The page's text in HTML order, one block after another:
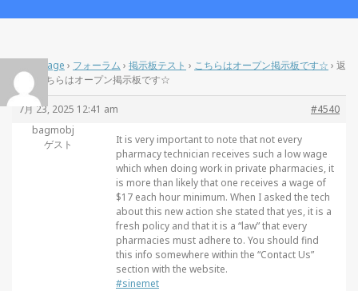
Home Page › フォーラム › 掲示板テスト › こちらはオープン掲示板です☆ › 返
信先: こちらはオープン掲示板です☆
7月 23, 2025 12:41 am
#4540
bagmobj
ゲスト
It is very important to note that not every
pharmacy technician receives such a low wage
which when doing work in private pharmacies, it
is more than likely that one receives a wage of
$17 each hour minimum. When I asked the tech
about this new action she stated that yes, it is a
fresh policy and that it is a “law” that every
pharmacies must adhere to. You should find
this info somewhere within the “Contact Us”
section with the website.
#sinemet